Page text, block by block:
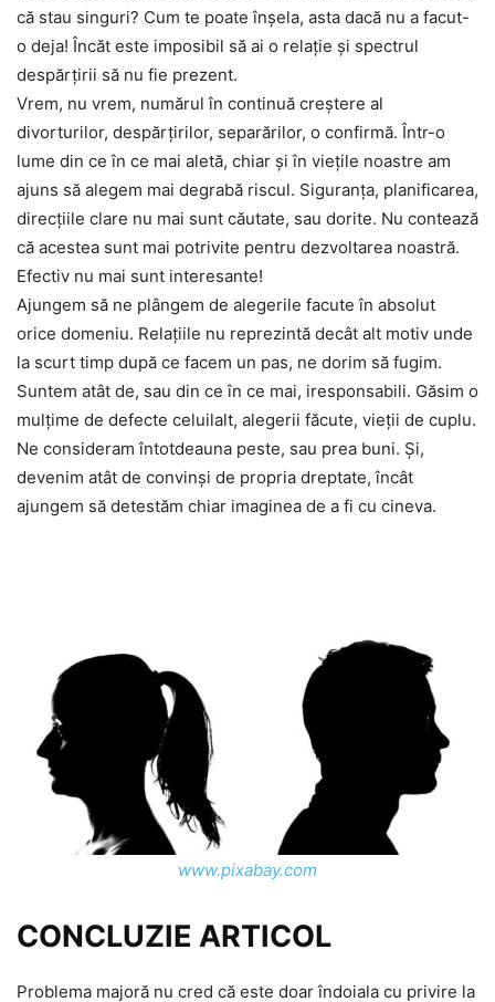
că stau singuri? Cum te poate înşela, asta dacă nu a facut-
o deja! Încăt este imposibil să ai o relaţie şi spectrul
despărţirii să nu fie prezent.
Vrem, nu vrem, numărul în continuă creştere al
divorturilor, despărţirilor, separărilor, o confirmă. Într-o
lume din ce în ce mai aletă, chiar şi în vieţile noastre am
ajuns să alegem mai degrabă riscul. Siguranţa, planificarea,
direcţiile clare nu mai sunt căutate, sau dorite. Nu contează
că acestea sunt mai potrivite pentru dezvoltarea noastră.
Efectiv nu mai sunt interesante!
Ajungem să ne plângem de alegerile facute în absolut
orice domeniu. Relaţiile nu reprezintă decât alt motiv unde
la scurt timp după ce facem un pas, ne dorim să fugim.
Suntem atât de, sau din ce în ce mai, iresponsabili. Găsim o
mulţime de defecte celuilalt, alegerii făcute, vieţii de cuplu.
Ne consideram întotdeauna peste, sau prea buni. Şi,
devenim atât de convinşi de propria dreptate, încât
ajungem să detestăm chiar imaginea de a fi cu cineva.
www.pixabay.com
CONCLUZIE ARTICOL
Problema majoră nu cred că este doar îndoiala cu privire la